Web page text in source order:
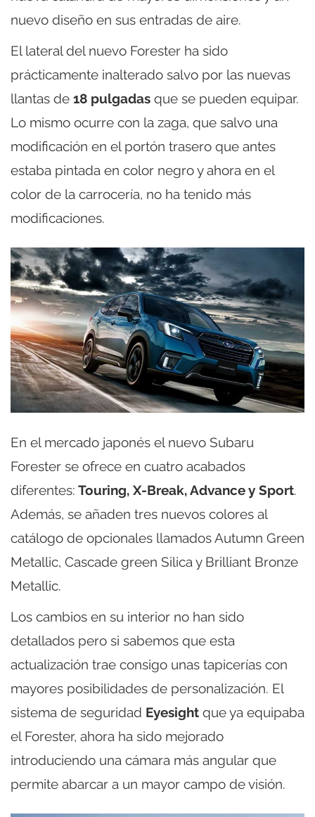
nuevo diseño en sus entradas de aire.
El lateral del nuevo Forester ha sido
prácticamente inalterado salvo por las nuevas
llantas de 18 pulgadas que se pueden equipar.
Lo mismo ocurre con la zaga, que salvo una
modificación en el portón trasero que antes
estaba pintada en color negro y ahora en el
color de la carrocería, no ha tenido más
modificaciones.
En el mercado japonés el nuevo Subaru
Forester se ofrece en cuatro acabados
diferentes: Touring, X-Break, Advance y Sport.
Además, se añaden tres nuevos colores al
catálogo de opcionales llamados Autumn Green
Metallic, Cascade green Silica y Brilliant Bronze
Metallic.
Los cambios en su interior no han sido
detallados pero si sabemos que esta
actualización trae consigo unas tapicerías con
mayores posibilidades de personalización. El
sistema de seguridad Eyesight que ya equipaba
el Forester, ahora ha sido mejorado
introduciendo una cámara más angular que
permite abarcar a un mayor campo de visión.